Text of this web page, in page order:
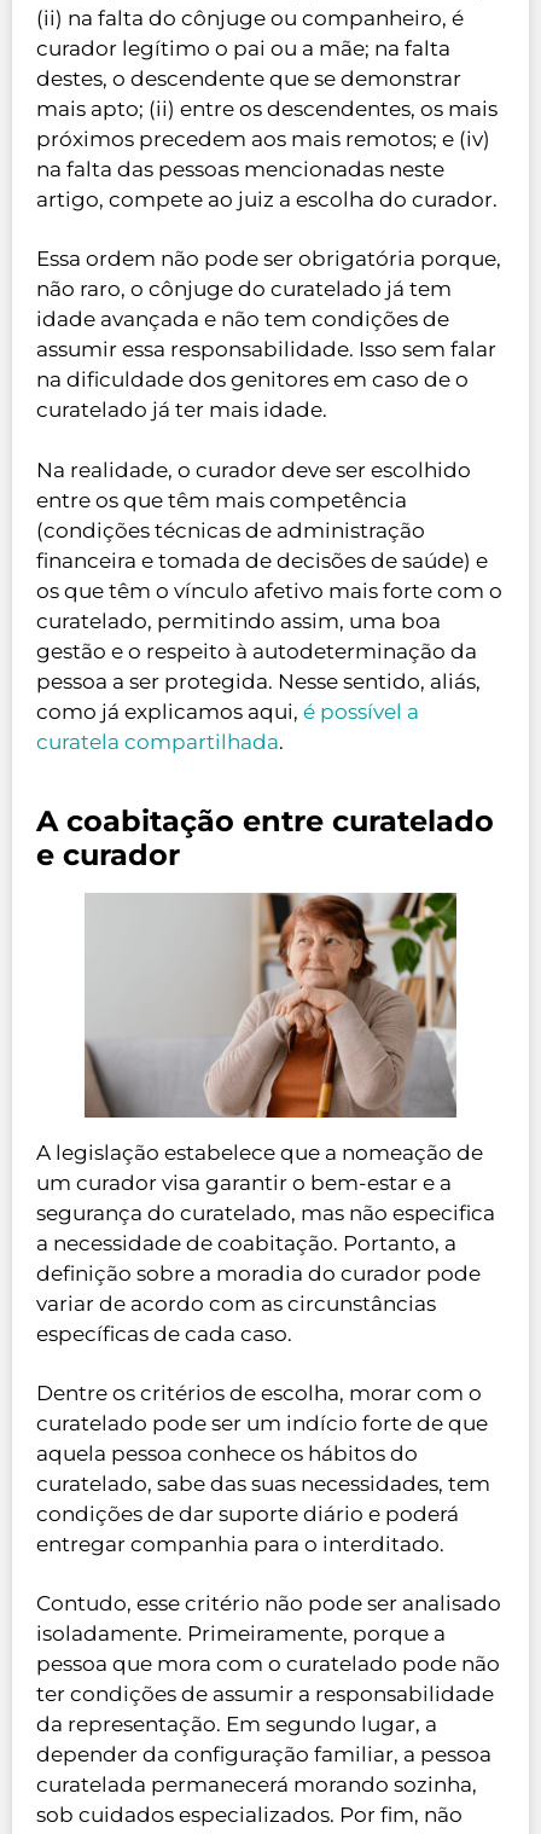
(ii) na falta do cônjuge ou companheiro, é
curador legítimo o pai ou a mãe; na falta
destes, o descendente que se demonstrar
mais apto; (ii) entre os descendentes, os mais
próximos precedem aos mais remotos; e (iv)
na falta das pessoas mencionadas neste
artigo, compete ao juiz a escolha do curador.
Essa ordem não pode ser obrigatória porque,
não raro, o cônjuge do curatelado já tem
idade avançada e não tem condições de
assumir essa responsabilidade. Isso sem falar
na dificuldade dos genitores em caso de o
curatelado já ter mais idade.
Na realidade, o curador deve ser escolhido
entre os que têm mais competência
(condições técnicas de administração
financeira e tomada de decisões de saúde) e
os que têm o vínculo afetivo mais forte com o
curatelado, permitindo assim, uma boa
gestão e o respeito à autodeterminação da
pessoa a ser protegida. Nesse sentido, aliás,
como já explicamos aqui, é possível a
curatela compartilhada.
A coabitação entre curatelado
e curador
A legislação estabelece que a nomeação de
um curador visa garantir o bem-estar e a
segurança do curatelado, mas não especifica
a necessidade de coabitação. Portanto, a
definição sobre a moradia do curador pode
variar de acordo com as circunstâncias
específicas de cada caso.
Dentre os critérios de escolha, morar com o
curatelado pode ser um indício forte de que
aquela pessoa conhece os hábitos do
curatelado, sabe das suas necessidades, tem
condições de dar suporte diário e poderá
entregar companhia para o interditado.
Contudo, esse critério não pode ser analisado
isoladamente. Primeiramente, porque a
pessoa que mora com o curatelado pode não
ter condições de assumir a responsabilidade
da representação. Em segundo lugar, a
depender da configuração familiar, a pessoa
curatelada permanecerá morando sozinha,
sob cuidados especializados. Por fim, não